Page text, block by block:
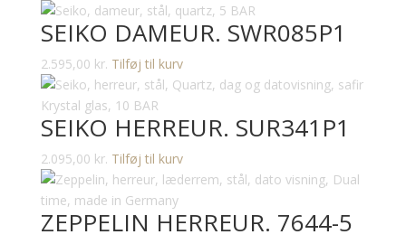
SEIKO DAMEUR. SWR085P1
2.595,00 kr. Tilføj til kurv
SEIKO HERREUR. SUR341P1
2.095,00 kr. Tilføj til kurv
ZEPPELIN HERREUR. 7644-5